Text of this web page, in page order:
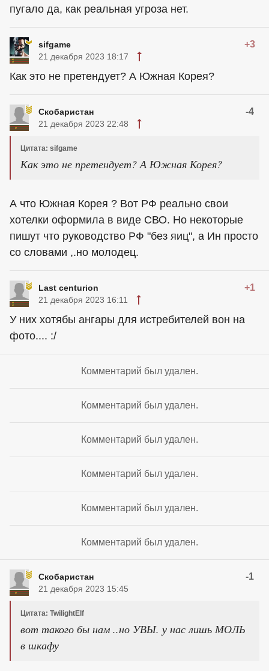
пугало да, как реальная угроза нет.
sifgame +3
21 декабря 2023 18:17
Как это не претендует? А Южная Корея?
Скобаристан -4
21 декабря 2023 22:48
Цитата: sifgame
Как это не претендует? А Южная Корея?
А что Южная Корея ? Вот РФ реально свои
хотелки оформила в виде СВО. Но некоторые
пишут что руководство РФ "без яиц", а Ин просто
со словами ,.но молодец.
Last centurion +1
21 декабря 2023 16:11
У них хотябы ангары для истребителей вон на
фото.... :/
Комментарий был удален.
Комментарий был удален.
Комментарий был удален.
Комментарий был удален.
Комментарий был удален.
Комментарий был удален.
Скобаристан -1
21 декабря 2023 15:45
Цитата: TwilightElf
вот такого бы нам ..но УВЫ. у нас лишь МОЛЬ
в шкафу